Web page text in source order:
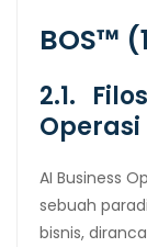
BOS™
2.1.
Operasi
AI Business
sebuah
bisnis,